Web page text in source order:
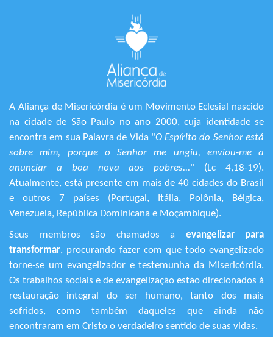
A Aliança de Misericórdia é um Movimento Eclesial nascido
na cidade de São Paulo no ano 2000, cuja identidade se
encontra em sua Palavra de Vida "O Espírito do Senhor está
sobre mim, porque o Senhor me ungiu, enviou-me a
anunciar a boa nova aos pobres..." (Lc 4,18-19).
Atualmente, está presente em mais de 40 cidades do Brasil
e outros 7 países (Portugal, Itália, Polônia, Bélgica,
Venezuela, República Dominicana e Moçambique).
Seus membros são chamados a evangelizar para
transformar, procurando fazer com que todo evangelizado
torne-se um evangelizador e testemunha da Misericórdia.
Os trabalhos sociais e de evangelização estão direcionados à
restauração integral do ser humano, tanto dos mais
sofridos, como também daqueles que ainda não
encontraram em Cristo o verdadeiro sentido de suas vidas.